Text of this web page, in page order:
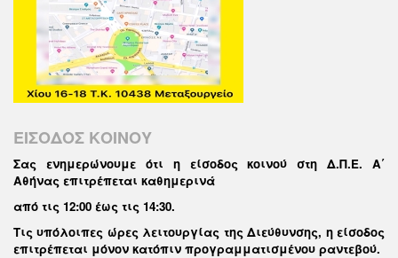
ΕΙΣΟΔΟΣ ΚΟΙΝΟΥ
Σας ενημερώνουμε ότι η είσοδος κοινού στη Δ.Π.Ε. Α΄
Αθήνας επιτρέπεται καθημερινά
από τις 12:00 έως τις 14:30.
Τις υπόλοιπες ώρες λειτουργίας της Διεύθυνσης, η είσοδος
επιτρέπεται μόνον κατόπιν προγραμματισμένου ραντεβού.